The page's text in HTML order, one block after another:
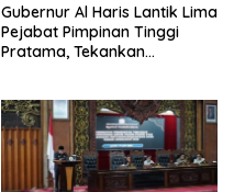
Gubernur Al Haris Lantik Lima
Pejabat Pimpinan Tinggi
Pratama, Tekankan
Integritas